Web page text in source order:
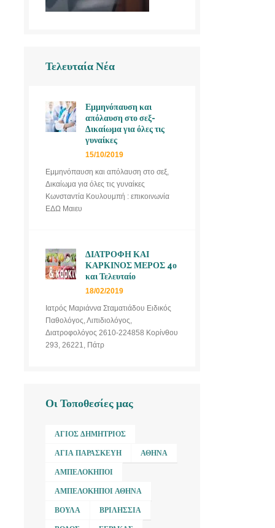
Τελευταία Νέα
Εμμηνόπαυση και
απόλαυση στο σεξ-
Δικαίωμα για όλες τις
γυναίκες
15/10/2019
Εμμηνόπαυση και απόλαυση στο σεξ,
Δικαίωμα για όλες τις γυναίκες
Κωνσταντία Κουλουμπή : επικοινωνία
ΕΔΩ Μαιευ
ΔΙΑΤΡΟΦΗ ΚΑΙ
ΚΑΡΚΙΝΟΣ ΜΕΡΟΣ 4ο
και Τελευταίο
18/02/2019
Ιατρός Μαριάννα Σταματιάδου Ειδικός
Παθολόγος, Λιπιδιολόγος,
Διατροφολόγος 2610-224858 Κορίνθου
293, 26221, Πάτρ
Οι Τοποθεσίες μας
ΆΓΙΟΣ ΔΗΜΉΤΡΙΟΣ
ΑΓΊΑ ΠΑΡΑΣΚΕΥΉ ΑΘΉΝΑ
ΑΜΠΕΛΌΚΗΠΟΙ
ΑΜΠΕΛΌΚΗΠΟΙ ΑΘΉΝΑ
ΒΟΎΛΑ ΒΡΙΛΉΣΣΙΑ